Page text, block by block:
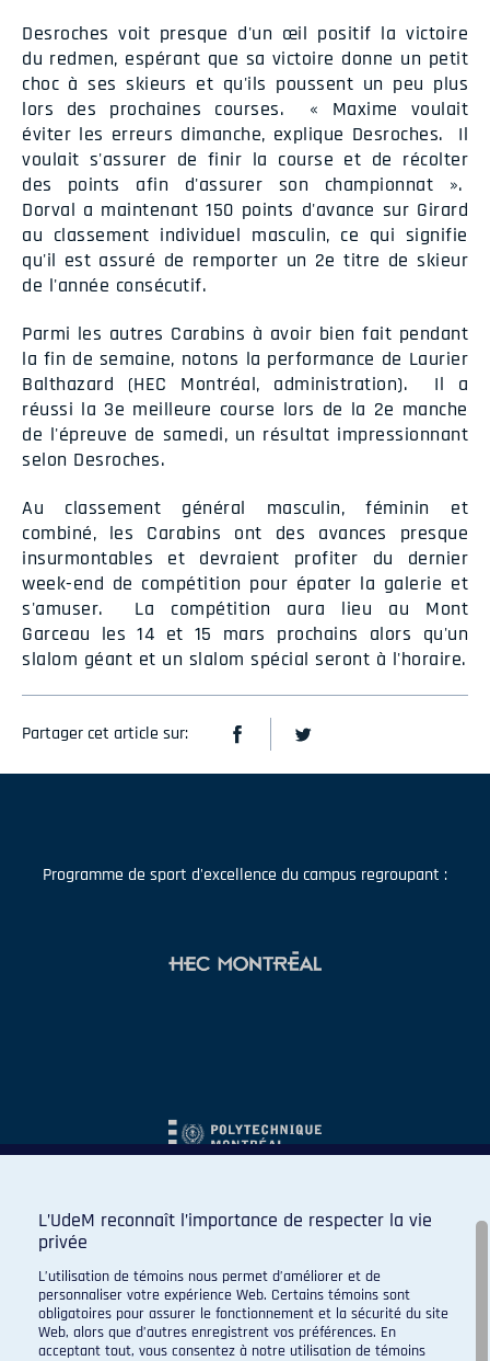
Desroches voit presque d'un œil positif la victoire
du redmen, espérant que sa victoire donne un petit
choc à ses skieurs et qu'ils poussent un peu plus
lors des prochaines courses. « Maxime voulait
éviter les erreurs dimanche, explique Desroches. Il
voulait s'assurer de finir la course et de récolter
des points afin d'assurer son championnat ».
Dorval a maintenant 150 points d'avance sur Girard
au classement individuel masculin, ce qui signifie
qu'il est assuré de remporter un 2e titre de skieur
de l'année consécutif.
Parmi les autres Carabins à avoir bien fait pendant
la fin de semaine, notons la performance de Laurier
Balthazard (HEC Montréal, administration). Il a
réussi la 3e meilleure course lors de la 2e manche
de l'épreuve de samedi, un résultat impressionnant
selon Desroches.
Au classement général masculin, féminin et
combiné, les Carabins ont des avances presque
insurmontables et devraient profiter du dernier
week-end de compétition pour épater la galerie et
s'amuser. La compétition aura lieu au Mont
Garceau les 14 et 15 mars prochains alors qu'un
slalom géant et un slalom spécial seront à l'horaire.
Partager cet article sur:
Programme de sport d'excellence du campus regroupant :
L’UdeM reconnaît l’importance de respecter la vie
privée
L’utilisation de témoins nous permet d’améliorer et de
personnaliser votre expérience Web. Certains témoins sont
obligatoires pour assurer le fonctionnement et la sécurité du site
Web, alors que d’autres enregistrent vos préférences. En
acceptant tout, vous consentez à notre utilisation de témoins